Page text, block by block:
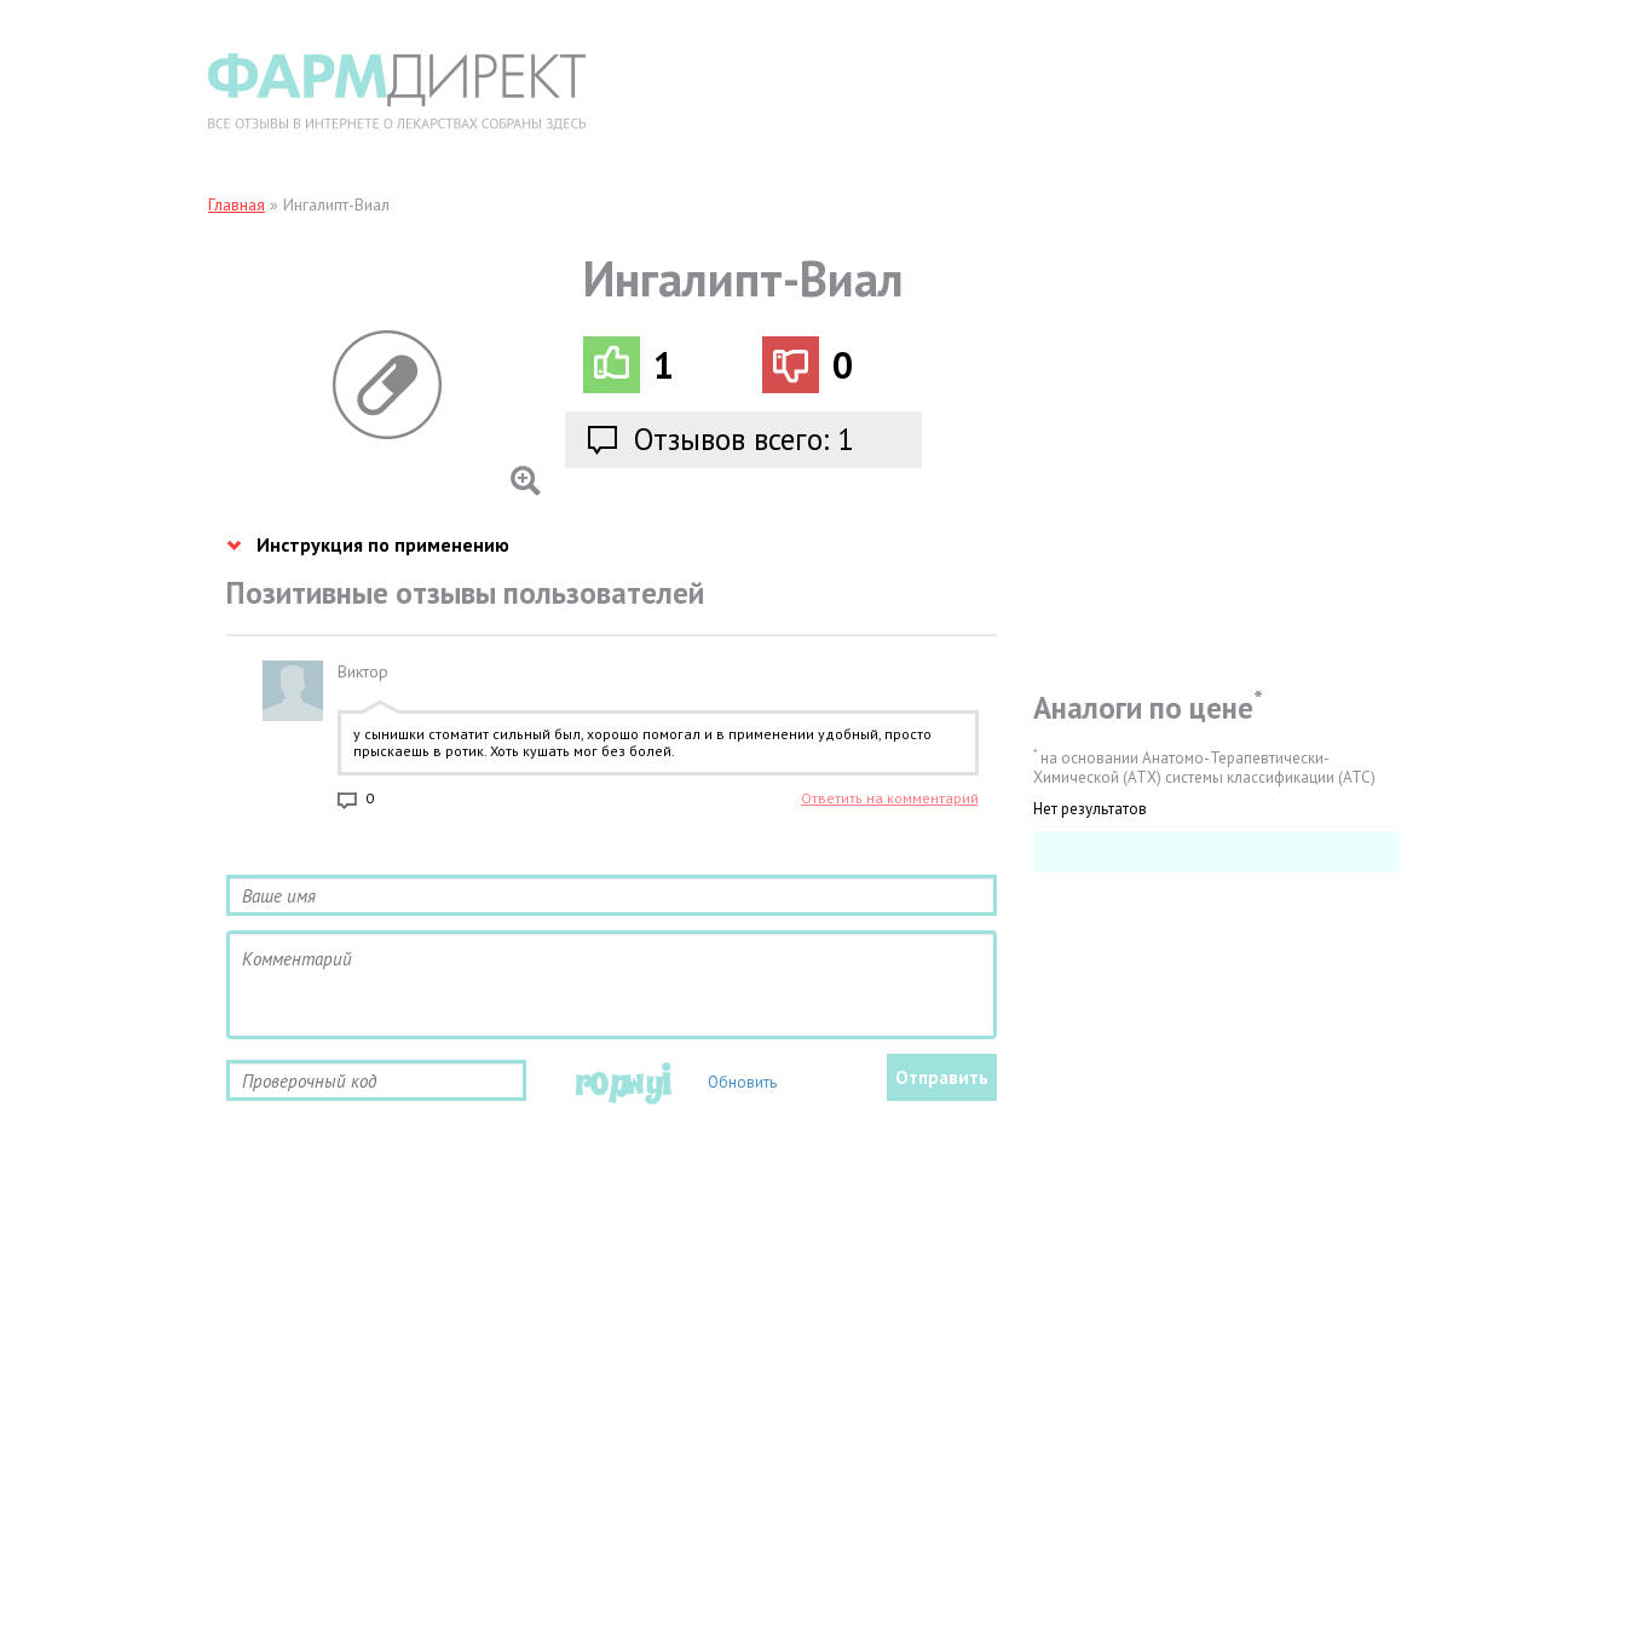
Главная » Ингалипт-Виал
Ингалипт-Виал
1 0
Отзывов всего: 1
Инструкция по применению
Позитивные отзывы пользователей
Виктор
у сынишки стоматит сильный был, хорошо помогал и в применении удобный, просто
прыскаешь в ротик. Хоть кушать мог без болей.
0 Ответить на комментарий
Обновить
Аналоги по цене*
*на основании Анатомо-Терапевтически-
Химической (АТХ) системы классификации (АТС)
Нет результатов